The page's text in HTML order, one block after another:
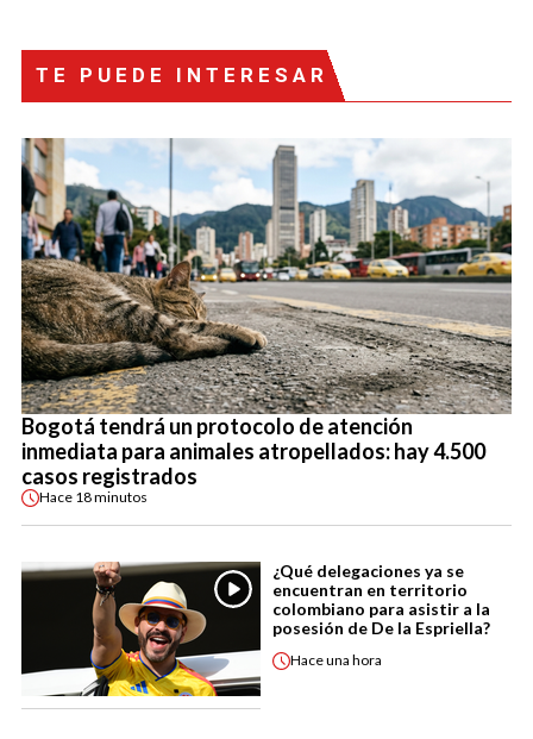
TE PUEDE INTERESAR
Bogotá tendrá un protocolo de atención
inmediata para animales atropellados: hay 4.500
casos registrados
Hace 18 minutos
¿Qué delegaciones ya se
encuentran en territorio
colombiano para asistir a la
posesión de De la Espriella?
Haceuna hora